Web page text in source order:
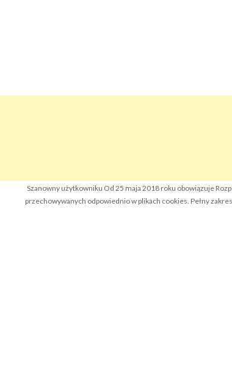
Szanowny użytkowniku Od 25 maja 2018 roku obowiązuje
przechowywanych odpowiednio w plikach cookies. Pełny